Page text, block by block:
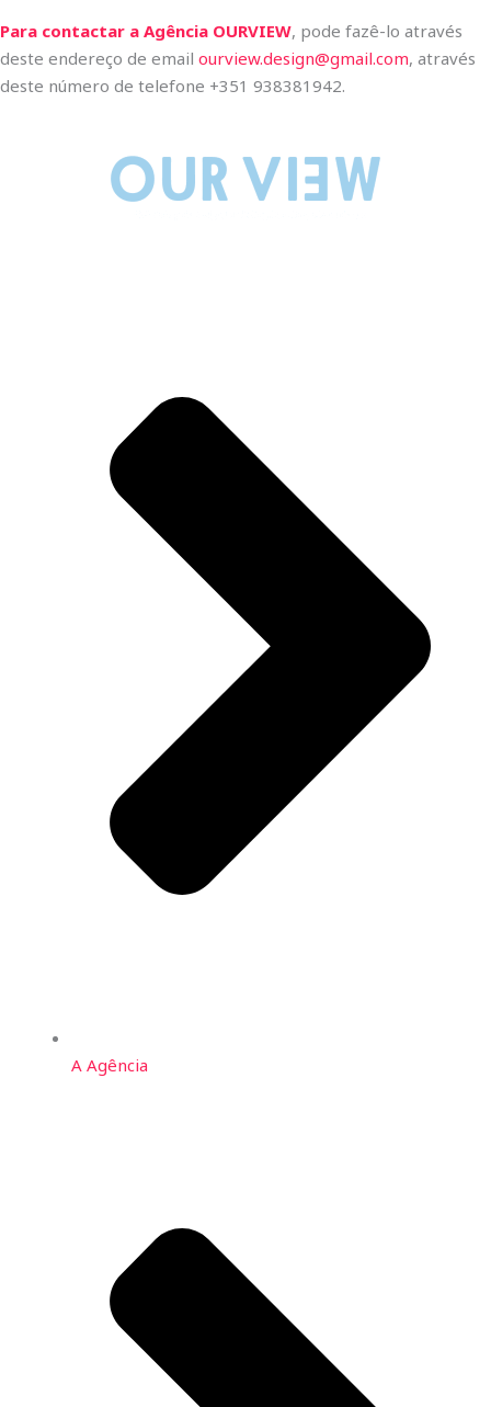
Para contactar a Agência OURVIEW, pode fazê-lo através
deste endereço de email ourview.design@gmail.com, através
deste número de telefone +351 938381942.
A Agência